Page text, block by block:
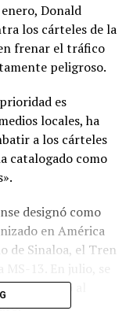
Donald
los cárteles de la
frenar el tráfico
peligroso.
es
locales, ha
a los cárteles
catalogado como
designó como
en América
de Sinaloa, el Tren
vinculado al